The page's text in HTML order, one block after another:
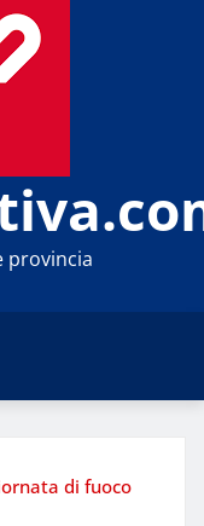
provincia
di fuoco